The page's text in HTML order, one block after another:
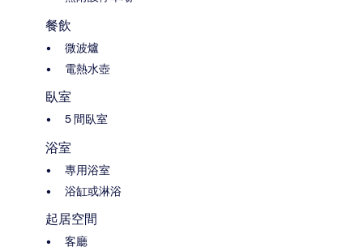
餐飲
微波爐
電熱水壺
臥室
5 間臥室
浴室
專用浴室
浴缸或淋浴
起居空間
客廳